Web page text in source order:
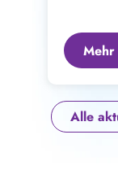
Mehr
Alle